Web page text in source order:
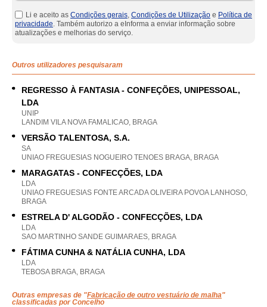
Li e aceito as Condições gerais, Condições de Utilização e Política de
privacidade. Também autorizo a eInforma a enviar informação sobre
atualizações e melhorias do serviço.
Outros utilizadores pesquisaram
REGRESSO À FANTASIA - CONFEÇÕES, UNIPESSOAL,
LDA
UNIP
LANDIM VILA NOVA FAMALICAO, BRAGA
VERSÃO TALENTOSA, S.A.
SA
UNIAO FREGUESIAS NOGUEIRO TENOES BRAGA, BRAGA
MARAGATAS - CONFECÇÕES, LDA
LDA
UNIAO FREGUESIAS FONTE ARCADA OLIVEIRA POVOA LANHOSO,
BRAGA
ESTRELA D' ALGODÃO - CONFECÇÕES, LDA
LDA
SAO MARTINHO SANDE GUIMARAES, BRAGA
FÁTIMA CUNHA & NATÁLIA CUNHA, LDA
LDA
TEBOSA BRAGA, BRAGA
Outras empresas de "Fabricação de outro vestuário de malha"
classificadas por Concelho